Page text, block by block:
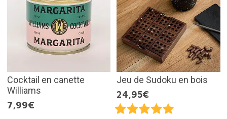
Cocktail en canette
Williams
7,99€
Jeu de Sudoku en bois
24,95€